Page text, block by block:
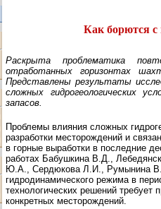
Как борются с
Раскрыта проблематика
отработанных горизонтах
Представлены результаты
сложных гидрогеологических
запасов.
Проблемы влияния сложных
разработки месторождений и
в горные выработки в последние
работах Бабушкина В.Д.,
Ю.А., Сердюкова Л.И., Румынина
гидродинамического режима в
технологических решений требует
конкретных месторождений.